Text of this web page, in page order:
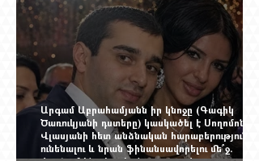
էջը
Արգամ Աբրահամյանն իր կնոջը (Գագիկ
Ծառուկյանի դստերը) կասկածել է Սողոմոն
Վլասյանի հետ անձնական հարաբերություններ
ունենալու և նրան ֆինանսավորելու մե՞ջ.